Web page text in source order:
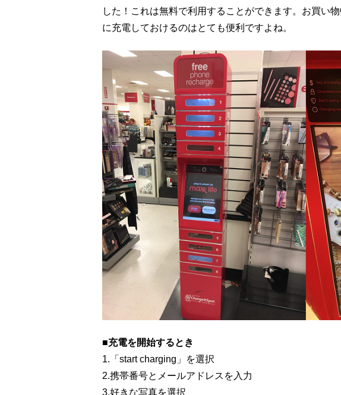
した！これは無料で利用することができます。お買い
に充電しておけるのはとても便利ですよね。
■充電を開始するとき
1.「start charging」を選択
2.携帯番号とメールアドレスを入力
3.好きな写真を選択